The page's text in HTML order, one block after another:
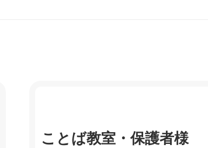
ことば教室・保護者様